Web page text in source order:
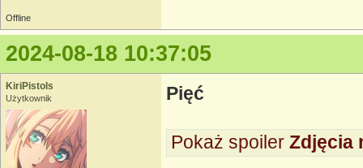
Offline
2024-08-18 10:37:05
KiriPistols
Użytkownik Pięć
Pokaż spoiler Zdjęcia